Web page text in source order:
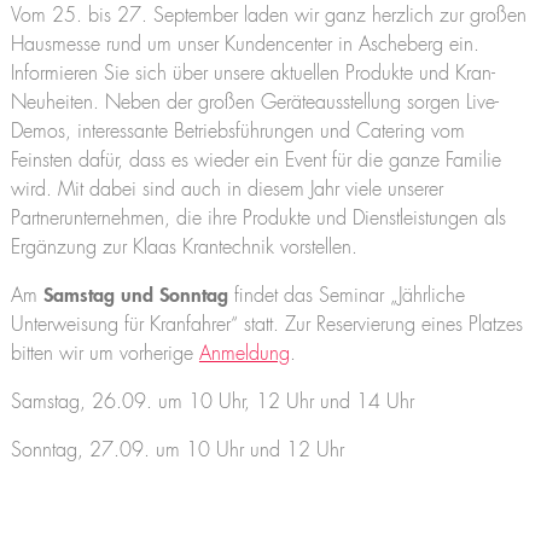
Praktikum
Anhängerkrane
K280
K300 E
K23-33 City
HV 26/6 KA
Möbelaufzüge
Topworker
Kranführerschein Niederlassungen
Unterweisung für Kranfahrer - Ascheberg
Unterweisung für Kranfahrer - Niederlassungen
Jobs und Karriere
Stellenangebote
Ausbildung
Praktikum
Vom 25. bis 27. September laden wir ganz herzlich zur großen
Hausmesse rund um unser Kundencenter in Ascheberg ein.
Informieren Sie sich über unsere aktuellen Produkte und Kran-
Neuheiten. Neben der großen Geräteausstellung sorgen Live-
Demos, interessante Betriebsführungen und Catering vom
Feinsten dafür, dass es wieder ein Event für die ganze Familie
wird. Mit dabei sind auch in diesem Jahr viele unserer
Partnerunternehmen, die ihre Produkte und Dienstleistungen als
Ergänzung zur Klaas Krantechnik vorstellen.
Am Samstag und Sonntagfindet das Seminar „Jährliche
Unterweisung für Kranfahrer“ statt. Zur Reservierung eines Platzes
bitten wir um vorherige Anmeldung.
Samstag, 26.09. um 10 Uhr, 12 Uhr und 14 Uhr
Sonntag, 27.09. um 10 Uhr und 12 Uhr